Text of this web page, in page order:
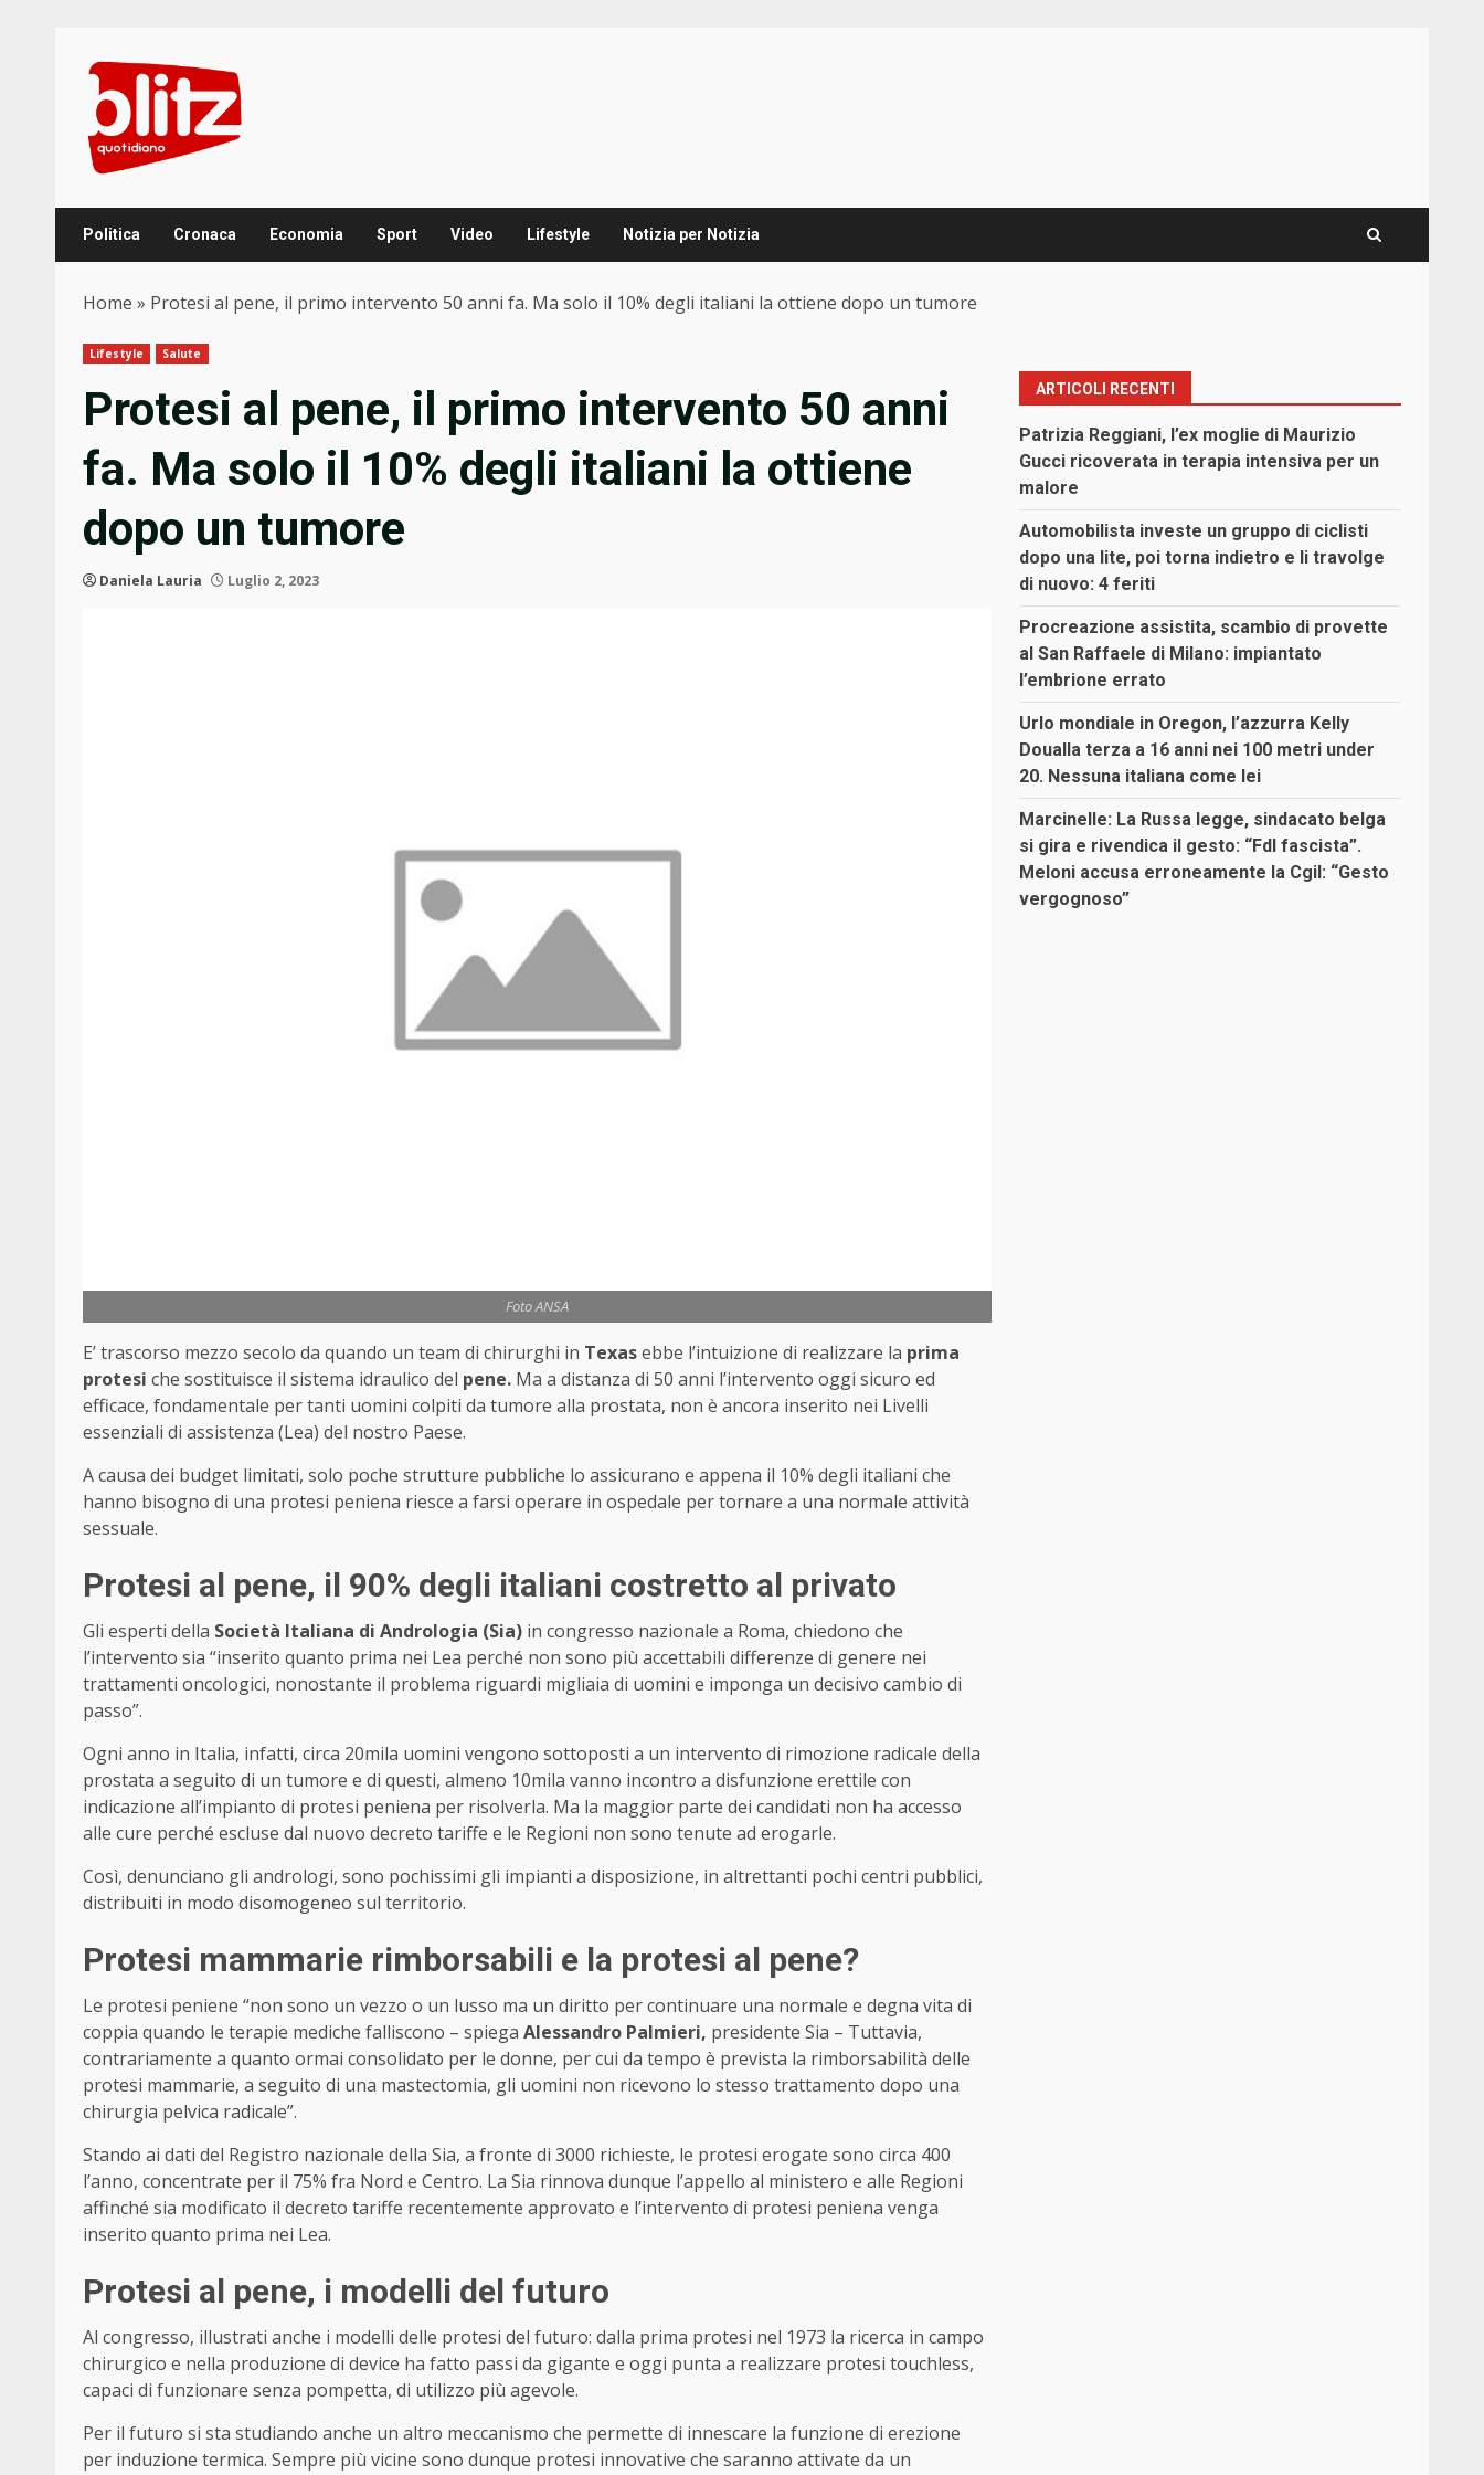
content
Politica Cronaca Economia Sport Video Lifestyle Notizia per Notizia
Home » Protesi al pene, il primo intervento 50 anni fa. Ma solo il 10% degli italiani la ottiene dopo un tumore
Lifestyle Salute
Protesi al pene, il primo intervento 50 anni
fa. Ma solo il 10% degli italiani la ottiene
dopo un tumore
Daniela Lauria Luglio 2, 2023
Foto ANSA
E’ trascorso mezzo secolo da quando un team di chirurghi in Texasebbe l’intuizione di realizzare la prima
protesi che sostituisce il sistema idraulico del pene. Ma a distanza di 50 anni l’intervento oggi sicuro ed
efficace, fondamentale per tanti uomini colpiti da tumore alla prostata, non è ancora inserito nei Livelli
essenziali di assistenza (Lea) del nostro Paese.
A causa dei budget limitati, solo poche strutture pubbliche lo assicurano e appena il 10% degli italiani che
hanno bisogno di una protesi peniena riesce a farsi operare in ospedale per tornare a una normale attività
sessuale.
Protesi al pene, il 90% degli italiani costretto al privato
Gli esperti della Società Italiana di Andrologia (Sia) in congresso nazionale a Roma, chiedono che
l’intervento sia “inserito quanto prima nei Lea perché non sono più accettabili differenze di genere nei
trattamenti oncologici, nonostante il problema riguardi migliaia di uomini e imponga un decisivo cambio di
passo”.
Ogni anno in Italia, infatti, circa 20mila uomini vengono sottoposti a un intervento di rimozione radicale della
prostata a seguito di un tumore e di questi, almeno 10mila vanno incontro a disfunzione erettile con
indicazione all’impianto di protesi peniena per risolverla. Ma la maggior parte dei candidati non ha accesso
alle cure perché escluse dal nuovo decreto tariffe e le Regioni non sono tenute ad erogarle.
Così, denunciano gli andrologi, sono pochissimi gli impianti a disposizione, in altrettanti pochi centri pubblici,
distribuiti in modo disomogeneo sul territorio.
Protesi mammarie rimborsabili e la protesi al pene?
Le protesi peniene “non sono un vezzo o un lusso ma un diritto per continuare una normale e degna vita di
coppia quando le terapie mediche falliscono – spiega Alessandro Palmieri, presidente Sia – Tuttavia,
contrariamente a quanto ormai consolidato per le donne, per cui da tempo è prevista la rimborsabilità delle
protesi mammarie, a seguito di una mastectomia, gli uomini non ricevono lo stesso trattamento dopo una
chirurgia pelvica radicale”.
Stando ai dati del Registro nazionale della Sia, a fronte di 3000 richieste, le protesi erogate sono circa 400
l’anno, concentrate per il 75% fra Nord e Centro. La Sia rinnova dunque l’appello al ministero e alle Regioni
affinché sia modificato il decreto tariffe recentemente approvato e l’intervento di protesi peniena venga
inserito quanto prima nei Lea.
Protesi al pene, i modelli del futuro
Al congresso, illustrati anche i modelli delle protesi del futuro: dalla prima protesi nel 1973 la ricerca in campo
chirurgico e nella produzione di device ha fatto passi da gigante e oggi punta a realizzare protesi touchless,
capaci di funzionare senza pompetta, di utilizzo più agevole.
Per il futuro si sta studiando anche un altro meccanismo che permette di innescare la funzione di erezione
per induzione termica. Sempre più vicine sono dunque protesi innovative che saranno attivate da un
ARTICOLI RECENTI
Patrizia Reggiani, l’ex moglie di Maurizio
Gucci ricoverata in terapia intensiva per un
malore
Automobilista investe un gruppo di ciclisti
dopo una lite, poi torna indietro e li travolge
di nuovo: 4 feriti
Procreazione assistita, scambio di provette
al San Raffaele di Milano: impiantato
l’embrione errato
Urlo mondiale in Oregon, l’azzurra Kelly
Doualla terza a 16 anni nei 100 metri under
20. Nessuna italiana come lei
Marcinelle: La Russa legge, sindacato belga
si gira e rivendica il gesto: “FdI fascista”.
Meloni accusa erroneamente la Cgil: “Gesto
vergognoso”